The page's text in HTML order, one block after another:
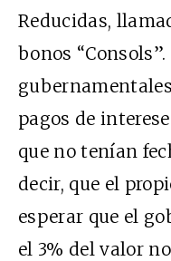
Reducidas,
bonos
pagos de
que no tenían
decir, que el
esperar que el
el 3% del valor